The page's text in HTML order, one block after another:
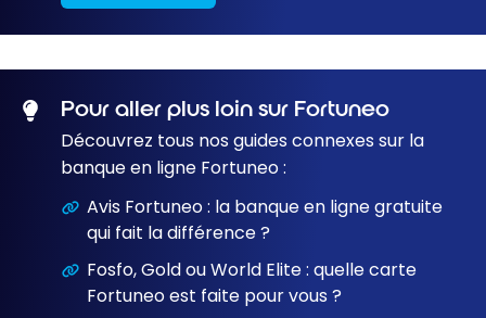
Pour aller plus loin sur Fortuneo
Découvrez tous nos guides connexes sur la
banque en ligne Fortuneo :
Avis Fortuneo : la banque en ligne gratuite
qui fait la différence ?
Fosfo, Gold ou World Elite : quelle carte
Fortuneo est faite pour vous ?